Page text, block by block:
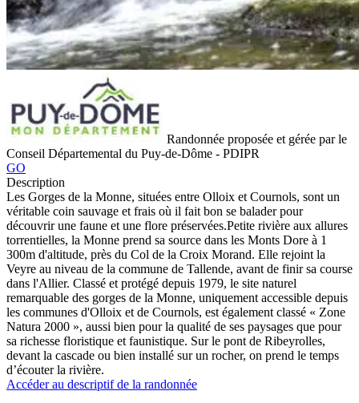
Randonnée proposée et gérée par le
Conseil Départemental du Puy-de-Dôme - PDIPR
GO
Description
Les Gorges de la Monne, situées entre Olloix et Cournols, sont un
véritable coin sauvage et frais où il fait bon se balader pour
découvrir une faune et une flore préservées.Petite rivière aux allures
torrentielles, la Monne prend sa source dans les Monts Dore à 1
300m d'altitude, près du Col de la Croix Morand. Elle rejoint la
Veyre au niveau de la commune de Tallende, avant de finir sa course
dans l'Allier. Classé et protégé depuis 1979, le site naturel
remarquable des gorges de la Monne, uniquement accessible depuis
les communes d'Olloix et de Cournols, est également classé « Zone
Natura 2000 », aussi bien pour la qualité de ses paysages que pour
sa richesse floristique et faunistique. Sur le pont de Ribeyrolles,
devant la cascade ou bien installé sur un rocher, on prend le temps
d’écouter la rivière.
Accéder au descriptif de la randonnée